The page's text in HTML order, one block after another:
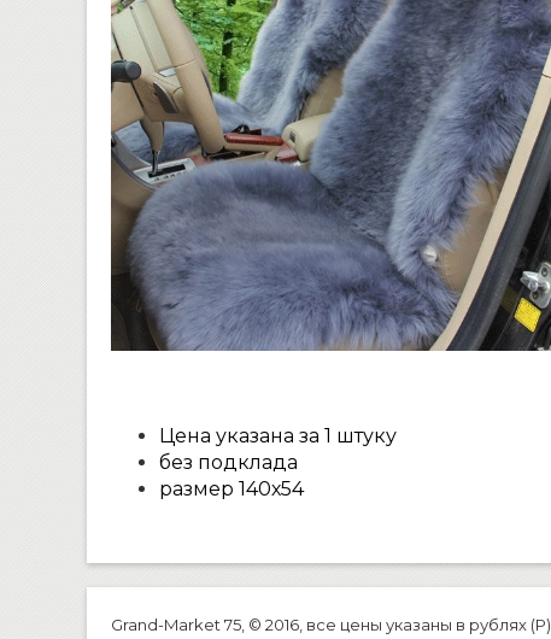
Цена указана за 1 штуку
без подклада
размер 140х54
Grand-Market 75, © 2016, все цены указаны в рублях (P)